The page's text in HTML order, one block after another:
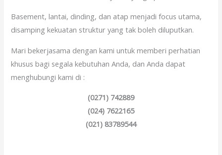
Basement, lantai, dinding, dan atap menjadi focus utama,
disamping kekuatan struktur yang tak boleh diluputkan.
Mari bekerjasama dengan kami untuk memberi perhatian
khusus bagi segala kebutuhan Anda, dan Anda dapat
menghubungi kami di :
(0271) 742889
(024) 7622165
(021) 83789544